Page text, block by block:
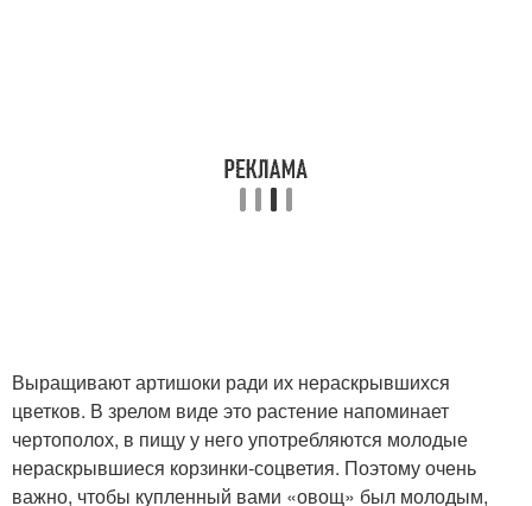
Выращивают артишоки ради их нераскрывшихся
цветков. В зрелом виде это растение напоминает
чертополох, в пищу у него употребляются молодые
нераскрывшиеся корзинки-соцветия. Поэтому очень
важно, чтобы купленный вами «овощ» был молодым,